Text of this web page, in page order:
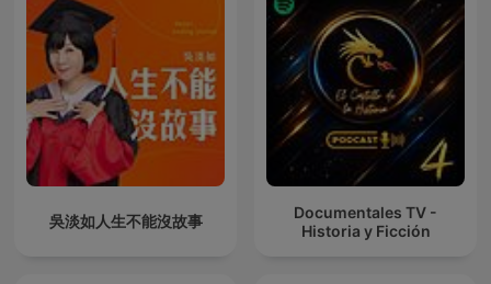
吳淡如人生不能沒故事
Documentales TV -
Historia y Ficción